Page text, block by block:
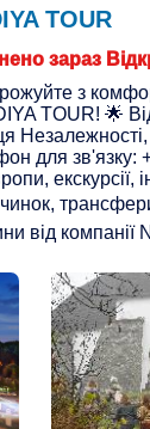
TOUR
зараз
з
TOUR! 🌟
для зв'язку:
екскурсії,
від